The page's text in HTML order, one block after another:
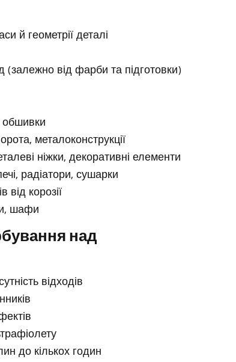
й геометрії деталі
(залежно від фарби та підготовки)
металоконструкції
ніжки, декоративні елементи
радіатори, сушарки
від корозії
шафи
над
відходів
до кількох годин